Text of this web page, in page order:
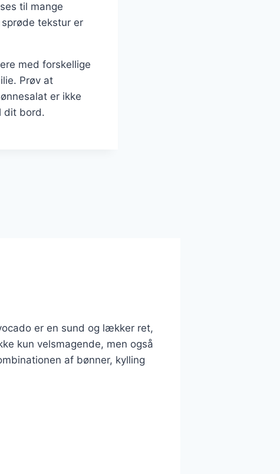
til mange
tekstur er
med forskellige
Prøv at
er ikke
dit bord.
er en sund og lækker ret,
kun velsmagende, men også
af bønner, kylling